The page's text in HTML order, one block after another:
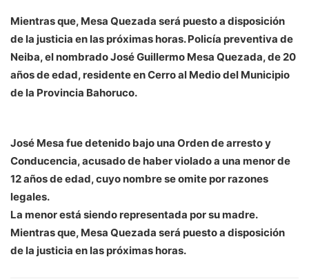
Mientras que, Mesa Quezada será puesto a disposición
de la justicia en las próximas horas. Policía preventiva de
Neiba, el nombrado José Guillermo Mesa Quezada, de 20
años de edad, residente en Cerro al Medio del Municipio
de la Provincia Bahoruco.
José Mesa fue detenido bajo una Orden de arresto y
Conducencia, acusado de haber violado a una menor de
12 años de edad, cuyo nombre se omite por razones
legales.
La menor está siendo representada por su madre.
Mientras que, Mesa Quezada será puesto a disposición
de la justicia en las próximas horas.